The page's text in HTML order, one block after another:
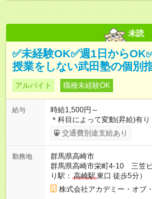
未読
✅未経験OK✅週1日から
授業をしない武田塾の個別
アルバイト 職種未経験OK
給与
時給1,500円～
＊科目によって変動(昇給)有り 【試用期間】試用期間あり 試用
期間の長さ：1週間 ※ 雇用形
があります。 雇用形態：本採
間）
交通費別途支給あり
勤務地
群馬県高崎市
群馬県高崎市栄町4-10 三笠
り駅： 高崎駅東口 徒歩5分）
株式会社アカデミー・オブ